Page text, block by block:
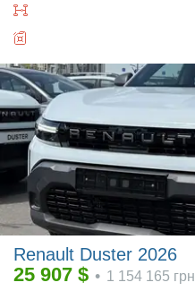
Renault Duster 2026
25 907 $ • 1 154 165 грн